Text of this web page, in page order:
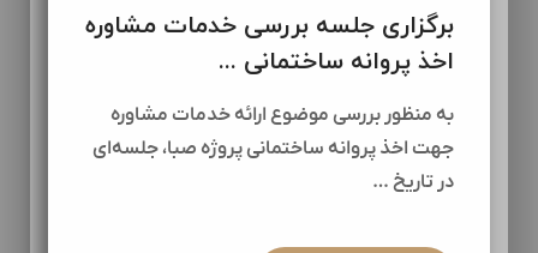
برگزاری جلسه بررسی خدمات مشاوره
اخذ پروانه ساختمانی ...
به منظور بررسی موضوع ارائه خدمات مشاوره
جهت اخذ پروانه ساختمانی پروژه صبا، جلسه‌ای
در تاریخ …